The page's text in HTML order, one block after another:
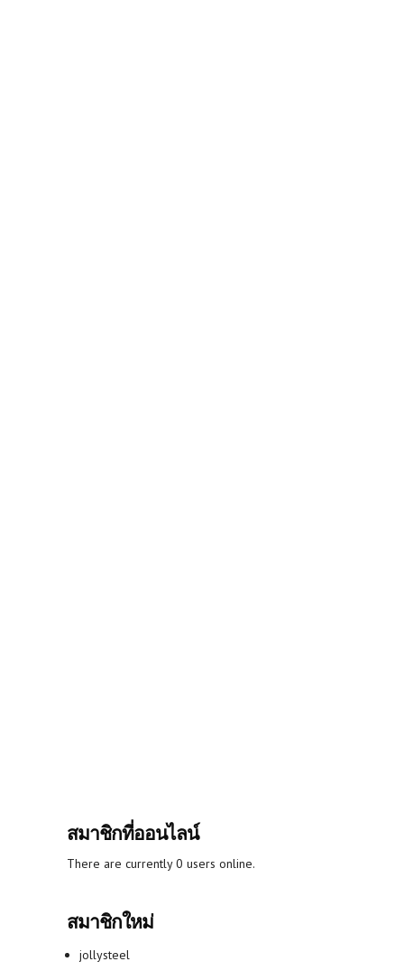
สมาชิกที่ออนไลน์
There are currently 0 users online.
สมาชิกใหม่
jollysteel